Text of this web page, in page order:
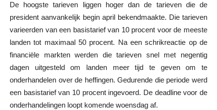
De hoogste tarieven liggen hoger dan de tarieven die de
president aanvankelijk begin april bekendmaakte. Die tarieven
varieerden van een basistarief van 10 procent voor de meeste
landen tot maximaal 50 procent. Na een schrikreactie op de
financiële markten werden die tarieven snel met negentig
dagen uitgesteld om landen meer tijd te geven om te
onderhandelen over de heffingen. Gedurende die periode werd
een basistarief van 10 procent ingevoerd. De deadline voor de
onderhandelingen loopt komende woensdag af.